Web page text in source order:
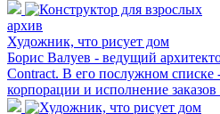
архив
Художник, что рисует дом
Борис Валуев - ведущий
Contract. В его послужном списке
корпорации и исполнение